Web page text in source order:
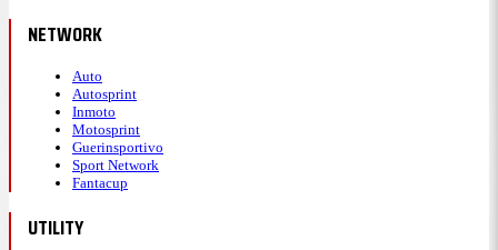
NETWORK
Auto
Autosprint
Inmoto
Motosprint
Guerinsportivo
Sport Network
Fantacup
UTILITY